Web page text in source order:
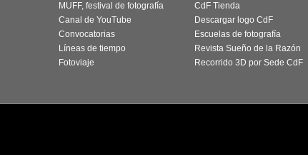
MUFF, festival de fotografía
Canal de YouTube
Convocatorias
Líneas de tiempo
Fotoviaje
CdF Tienda
Descargar logo CdF
Escuelas de fotografía
Revista Sueño de la Razón
Recorrido 3D por Sede CdF